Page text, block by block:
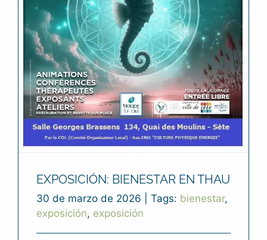
EXPOSICIÓN: BIENESTAR EN THAU
30 de marzo de 2026 Tags: bienestar,
exposición, exposición